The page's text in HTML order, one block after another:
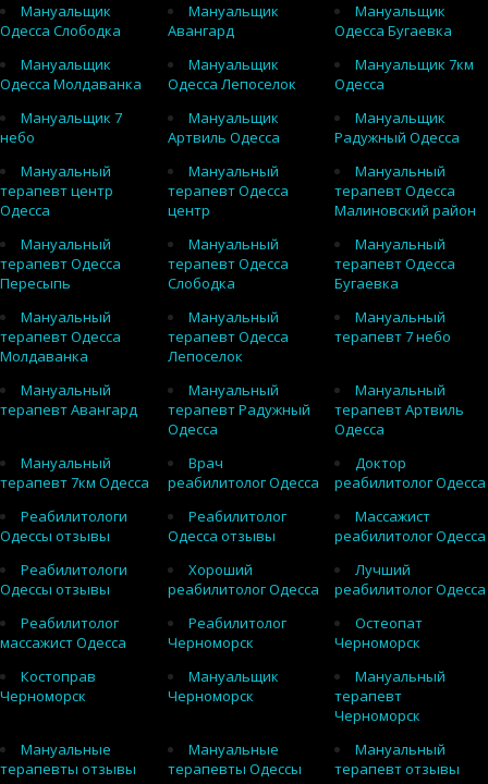
Мануальщик
Одесса Слободка
Мануальщик
Авангард
Мануальщик
Одесса Бугаевка
Мануальщик
Одесса Молдаванка
Мануальщик
Одесса Лепоселок
Мануальщик 7км
Одесса
Мануальщик 7
небо
Мануальщик
Артвиль Одесса
Мануальщик
Радужный Одесса
Мануальный
терапевт центр
Одесса
Мануальный
терапевт Одесса
центр
Мануальный
терапевт Одесса
Малиновский район
Мануальный
терапевт Одесса
Пересыпь
Мануальный
терапевт Одесса
Слободка
Мануальный
терапевт Одесса
Бугаевка
Мануальный
терапевт Одесса
Молдаванка
Мануальный
терапевт Одесса
Лепоселок
Мануальный
терапевт 7 небо
Мануальный
терапевт Авангард
Мануальный
терапевт Радужный
Одесса
Мануальный
терапевт Артвиль
Одесса
Мануальный
терапевт 7км Одесса
Врач
реабилитолог Одесса
Доктор
реабилитолог Одесса
Реабилитологи
Одессы отзывы
Реабилитолог
Одесса отзывы
Массажист
реабилитолог Одесса
Реабилитологи
Одессы отзывы
Хороший
реабилитолог Одесса
Лучший
реабилитолог Одесса
Реабилитолог
массажист Одесса
Реабилитолог
Черноморск
Остеопат
Черноморск
Костоправ
Черноморск
Мануальщик
Черноморск
Мануальный
терапевт
Черноморск
Мануальные
терапевты отзывы
Мануальные
терапевты Одессы
Мануальный
терапевт отзывы